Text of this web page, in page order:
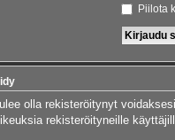
Piilota
olla rekisteröitynyt
rekisteröityneille